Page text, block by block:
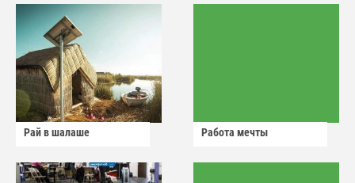
Рай в шалаше Работа мечты